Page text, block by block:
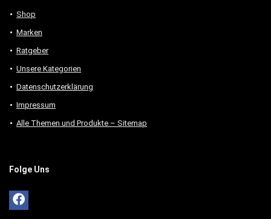
Shop
Marken
Ratgeber
Unsere Kategorien
Datenschutzerklärung
Impressum
Alle Themen und Produkte – Sitemap
Folge Uns